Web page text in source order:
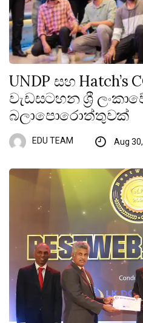
UNDP සහ Hatch’s
වැඩසටහන ශ්‍රී
බලාපොරොත්තුවක්
EDU TEAM Aug